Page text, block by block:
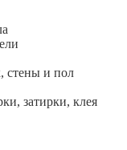
стены и пол
затирки, клея